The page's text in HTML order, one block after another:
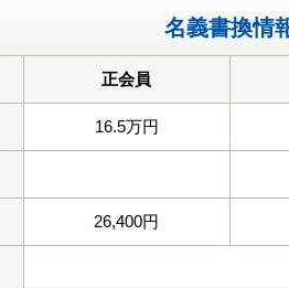
名義書換情
正会員
16.5万円
26,400円